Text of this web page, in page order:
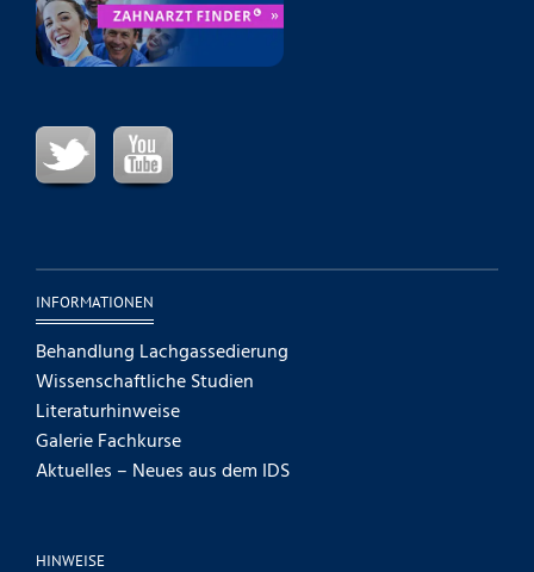
INFORMATIONEN
Behandlung Lachgassedierung
Wissenschaftliche Studien
Literaturhinweise
Galerie Fachkurse
Aktuelles – Neues aus dem IDS
HINWEISE